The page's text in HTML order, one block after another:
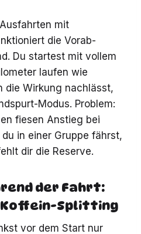
mit
die Vorab-
Du startest mit vollem
laufen wie
die Wirkung nachlässt,
Modus. Problem:
fiesen Anstieg bei
in einer Gruppe fährst,
dir die Reserve.
der Fahrt:
Splitting
vor dem Start nur